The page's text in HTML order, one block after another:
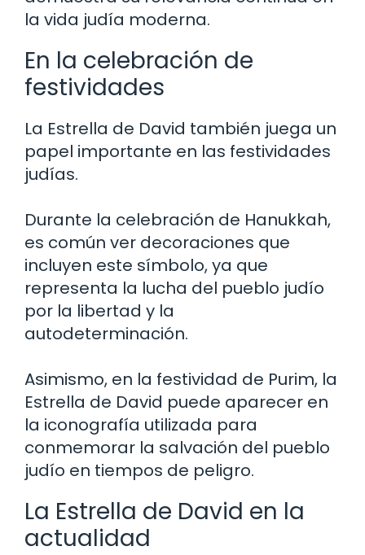
la vida judía moderna.
En la celebración de
festividades
La Estrella de David también juega un
papel importante en las festividades
judías.
Durante la celebración de Hanukkah,
es común ver decoraciones que
incluyen este símbolo, ya que
representa la lucha del pueblo judío
por la libertad y la
autodeterminación.
Asimismo, en la festividad de Purim, la
Estrella de David puede aparecer en
la iconografía utilizada para
conmemorar la salvación del pueblo
judío en tiempos de peligro.
La Estrella de David en la
actualidad